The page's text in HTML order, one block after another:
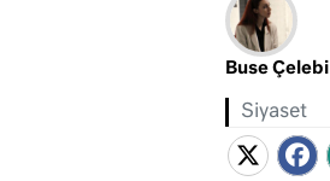
Buse Çelebi
Siyaset